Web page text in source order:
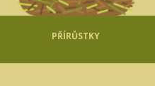
PŘÍRŮSTKY